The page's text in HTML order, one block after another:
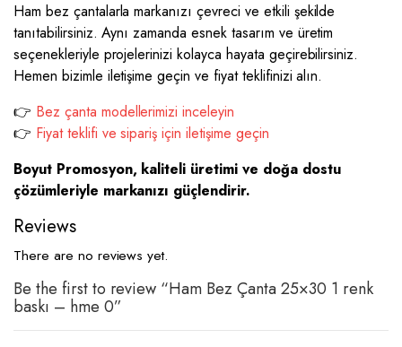
Ham bez çantalarla markanızı çevreci ve etkili şekilde
tanıtabilirsiniz. Aynı zamanda esnek tasarım ve üretim
seçenekleriyle projelerinizi kolayca hayata geçirebilirsiniz.
Hemen bizimle iletişime geçin ve fiyat teklifinizi alın.
👉 Bez çanta modellerimizi inceleyin
👉 Fiyat teklifi ve sipariş için iletişime geçin
Boyut Promosyon, kaliteli üretimi ve doğa dostu
çözümleriyle markanızı güçlendirir.
Reviews
There are no reviews yet.
Be the first to review “Ham Bez Çanta 25×30 1 renk
baskı – hme 0”